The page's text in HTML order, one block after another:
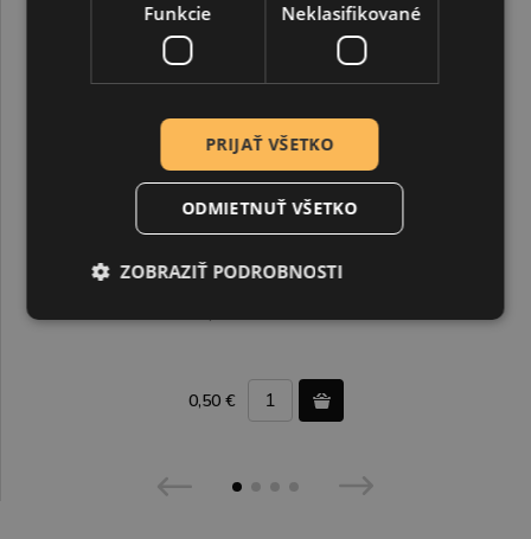
0,50 €
Funkcie Neklasifikované
PRIJAŤ VŠETKO
ODMIETNUŤ VŠETKO
ZOBRAZIŤ PODROBNOSTI